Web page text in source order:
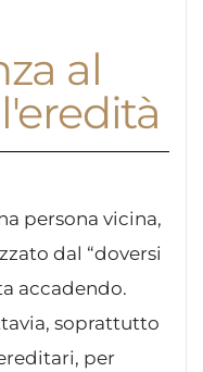
al
persona vicina,
dal “doversi
accadendo.
soprattutto
per